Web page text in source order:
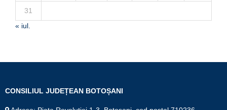
31
« iul.
CONSILIUL JUDEȚEAN BOTOȘANI